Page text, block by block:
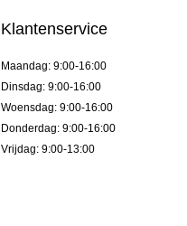
Klantenservice
Maandag: 9:00-16:00
Dinsdag: 9:00-16:00
Woensdag: 9:00-16:00
Donderdag: 9:00-16:00
Vrijdag: 9:00-13:00